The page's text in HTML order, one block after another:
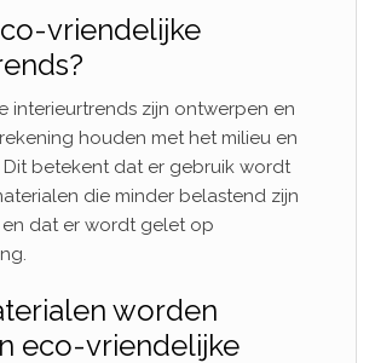
vriendelijke
interieurtrends zijn ontwerpen en
houden met het milieu en
Dit betekent dat er gebruik wordt
die minder belastend zijn
dat er wordt gelet op
worden
eco-vriendelijke